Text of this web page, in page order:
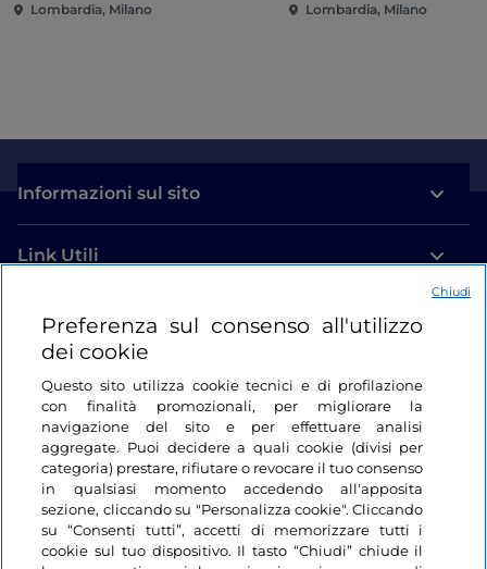
Lombardia, Milano Lombardia, Milano
Informazioni sul sito
Link Utili
Login
Restiamo in contatto
Preferenza sul consenso all'utilizzo
dei cookie
Questo sito utilizza cookie tecnici e di profilazione
con finalità promozionali, per migliorare la
navigazione del sito e per effettuare analisi
aggregate. Puoi decidere a quali cookie (divisi per
categoria) prestare, rifiutare o revocare il tuo consenso
in qualsiasi momento accedendo all'apposita
sezione, cliccando su "Personalizza cookie". Cliccando
su “Consenti tutti”, accetti di memorizzare tutti i
cookie sul tuo dispositivo. Il tasto “Chiudi” chiude il
Chiudi